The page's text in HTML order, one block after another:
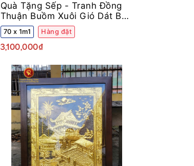
Quà Tặng Sếp - Tranh Đồng
Thuận Buồm Xuôi Gió Dát Bạc
Khung Decor
70 x 1m1 Hàng đặt
3,100,000₫